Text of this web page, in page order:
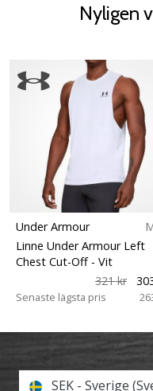
Nyligen
Under Armour
Linne Under Armour Left
Chest Cut-Off - Vit
321 kr
Senaste lägsta pris
SEK - Sverige